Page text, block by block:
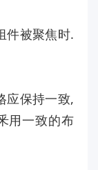
被聚焦时.
保持一致,
用一致的布